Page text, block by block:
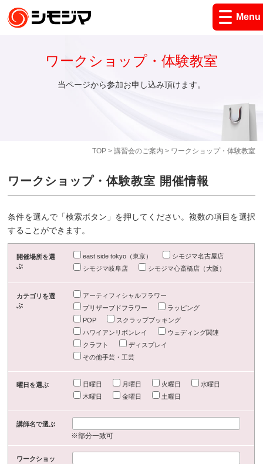
Menu
TOP> 講習会のご案内 > ワークショップ・体験教室
ワークショップ・体験教室
当ページから参加お申し込み頂けます。
ワークショップ・体験教室 開催情報
条件を選んで「検索ボタン」を押してください。複数の項目を選択
することができます。
開催場所を選
ぶ
east side tokyo（東京）
シモジマ名古屋店
シモジマ岐阜店
シモジマ心斎橋店（大阪）
カテゴリを選
ぶ
アーティフィシャルフラワー
プリザーブドフラワー
ラッピング
POP
スクラップブッキング
ハワイアンリボンレイ
ウェディング関連
クラフト
ディスプレイ
その他手芸・工芸
曜日を選ぶ 日曜日 月曜日 火曜日
水曜日
木曜日
金曜日 土曜日
講師名で選ぶ
※部分一致可
ワークショッ